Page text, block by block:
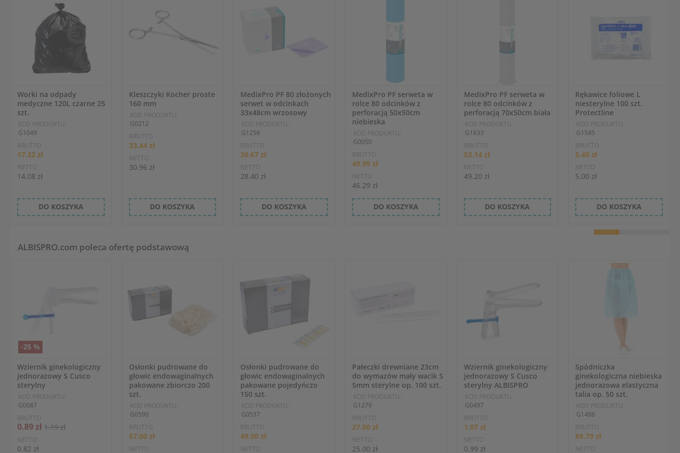
Worki na odpady
medyczne 120L czarne 25
szt.
KOD PRODUKTU:
G1049
BRUTTO
17.32 zł
NETTO
14.08 zł
DO KOSZYKA
Kleszczyki Kocher proste
160 mm
KOD PRODUKTU:
G0212
BRUTTO
33.44 zł
NETTO
30.96 zł
DO KOSZYKA
MedixPro PF 80 złożonych
serwet w odcinkach
33x48cm wrzosowy
KOD PRODUKTU:
G1256
BRUTTO
30.67 zł
NETTO
28.40 zł
DO KOSZYKA
MedixPro PF serweta w
rolce 80 odcinków z
perforacją 50x50cm
niebieska
KOD PRODUKTU:
G0050
BRUTTO
49.99 zł
NETTO
46.29 zł
DO KOSZYKA
MedixPro PF serweta w
rolce 80 odcinków z
perforacją 70x50cm biała
KOD PRODUKTU:
G1833
BRUTTO
53.14 zł
NETTO
49.20 zł
DO KOSZYKA
Rękawice foliowe L
niesterylne 100 szt.
Protectline
KOD PRODUKTU:
G1545
BRUTTO
5.40 zł
NETTO
5.00 zł
DO KOSZYKA
ALBISPRO.com poleca ofertę podstawową
-25 %
Wziernik ginekologiczny
jednorazowy S Cusco
sterylny
KOD PRODUKTU:
G0087
BRUTTO
0.89 zł 1.19 zł
NETTO
0.82 zł
Osłonki pudrowane do
głowic endowaginalnych
pakowane zbiorczo 200
szt.
KOD PRODUKTU:
G0590
BRUTTO
57.00 zł
NETTO
Osłonki pudrowane do
głowic endowaginalnych
pakowane pojedyńczo
150 szt.
KOD PRODUKTU:
G0537
BRUTTO
49.00 zł
NETTO
Pałeczki drewniane 23cm
do wymazów mały wacik S
5mm sterylne op. 100 szt.
KOD PRODUKTU:
G1279
BRUTTO
27.00 zł
NETTO
25.00 zł
Wziernik ginekologiczny
jednorazowy S Cusco
sterylny ALBISPRO
KOD PRODUKTU:
G0497
BRUTTO
1.07 zł
NETTO
0.99 zł
Spódniczka
ginekologiczna niebieska
jednorazowa elastyczna
talia op. 50 szt.
KOD PRODUKTU:
G1486
BRUTTO
89.79 zł
NETTO